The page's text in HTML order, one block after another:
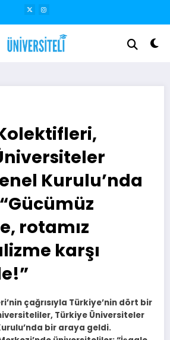
Kurulu’nda
rotamız
karşı
çağrısıyla Türkiye’nin dört bir
Türkiye Üniversiteler
bir araya geldi.